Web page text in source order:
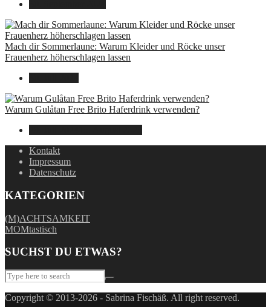
Mach dir Sommerlaune: Warum Kleider und Röcke unser
Frauenherz höherschlagen lassen
Warum Gulåtan Free Brito Haferdrink verwenden?
Kontakt
Impressum
Datenschutz
KATEGORIEN
(M)ACHTSAMKEIT
MOMtastisch
SUCHST DU ETWAS?
Copyright © 2013-2026 - Sabrina Fischäß. All right reserved.